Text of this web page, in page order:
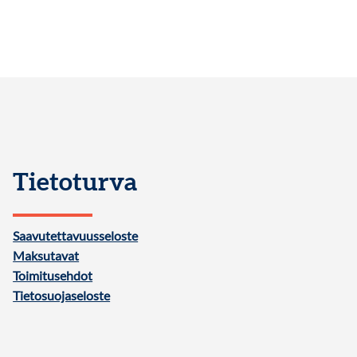
Tietoturva
Saavutettavuusseloste
Maksutavat
Toimitusehdot
Tietosuojaseloste